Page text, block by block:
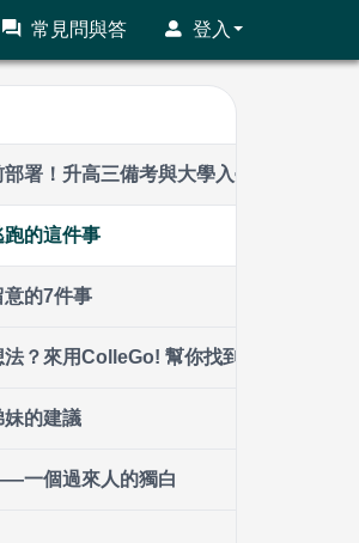
常見問與答 登入
部署！升高三備考與大學入學前準備全攻
跑的這件事
的7件事
？來用ColleGo! 幫你找到適合學系！
妹的建議
一個過來人的獨白